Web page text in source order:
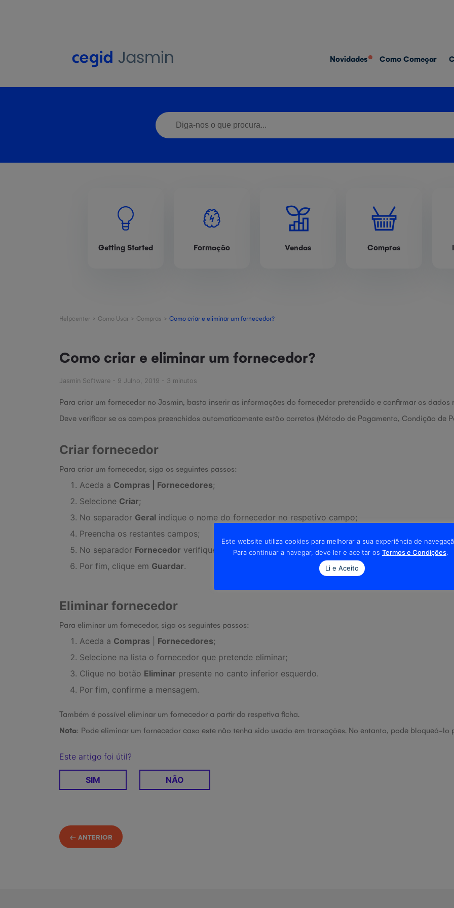
Novidades Como Começar
Getting Started Formação Vendas Compras
Helpcenter > Como Usar > Compras > Como criar e eliminar um fornecedor?
Como criar e eliminar um fornecedor?
Jasmin Software - 9 Julho, 2019 - 3 minutos
Para criar um fornecedor no Jasmin, basta inserir as informações do fornecedor pretendido e confirmar os
Deve verificar se os campos preenchidos automaticamente estão corretos (Método de Pagamento, Condição de
Criar fornecedor
Para criar um fornecedor, siga os seguintes passos:
Aceda a Compras | Fornecedores;
Selecione Criar;
No separador Geral indique o nome do fornecedor no respetivo campo;
Preencha os restantes campos;
No separador Fornecedor verifique se os campos estão devidamente preenchidos;
Por fim, clique em Guardar.
Eliminar fornecedor
Para eliminar um fornecedor, siga os seguintes passos:
Aceda a Compras Fornecedores;
Selecione na lista o fornecedor que pretende eliminar;
Clique no botão Eliminar presente no canto inferior esquerdo.
Por fim, confirme a mensagem.
Também é possível eliminar um fornecedor a partir da respetiva ficha.
Nota: Pode eliminar um fornecedor caso este não tenha sido usado em transações. No entanto, pode bloqueá-lo
Este artigo foi útil?
SIM NÃO
← ANTERIOR
Este website utiliza cookies para melhorar a sua experiência de
Para continuar a navegar, deve ler e aceitar os Termos e Condições.
Li e Aceito